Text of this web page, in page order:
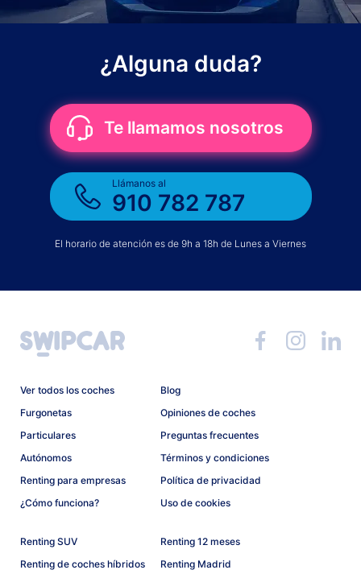
¿Alguna duda?
Te llamamos nosotros
Llámanos al
910 782 787
El horario de atención es de 9h a 18h de Lunes a Viernes
Ver todos los coches
Furgonetas
Particulares
Autónomos
Renting para empresas
¿Cómo funciona?
Blog
Opiniones de coches
Preguntas frecuentes
Términos y condiciones
Política de privacidad
Uso de cookies
Renting SUV
Renting de coches híbridos
Renting 12 meses
Renting Madrid